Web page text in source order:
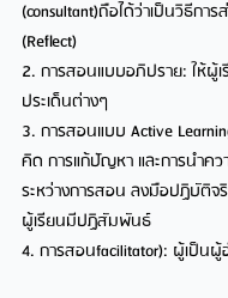
(consultant)ถือได้ว่าเป็นวิธีกา
(Reflect)
2. การสอนแบบอภิปราย: ให้ผู้เ
ประเด็นต่างๆ
3.การสอนแบบ Active
คิด การแก้ปัญหา และการนำคว
ระหว่างการสอน ลงมือปฏิบัติจริ
ผู้เรียนมีปฏิสัมพันธ์
4. การสอนfacilitator): ผู้เป็น